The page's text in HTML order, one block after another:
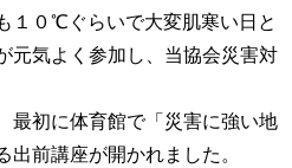
１０℃ぐらいで大変肌寒い日と
元気よく参加し、当協会災害対
最初に体育館で「災害に強い地
前講座が開かれました。